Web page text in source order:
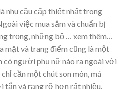
nhu cầu cấp thiết nhất trong
việc mua sắm và chuẩn bị
trọng, những bộ
… xem thêm…
mặt và trang điểm cũng là một
có người phụ nữ nào ra ngoài với
cần một chút son môn, má
tắn và rạng rỡ hơn rất nhiều.